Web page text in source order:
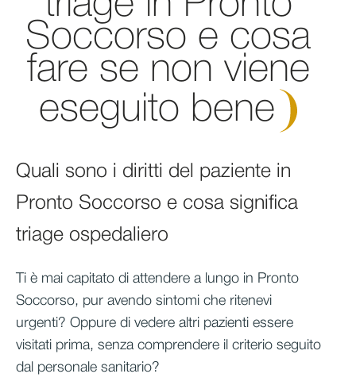
Soccorso e cosa
fare se non viene
eseguito bene
Quali sono i diritti del paziente in
Pronto Soccorso e cosa significa
triage ospedaliero
Ti è mai capitato di attendere a lungo in Pronto
Soccorso, pur avendo sintomi che ritenevi
urgenti? Oppure di vedere altri pazienti essere
visitati prima, senza comprendere il criterio seguito
dal personale sanitario?